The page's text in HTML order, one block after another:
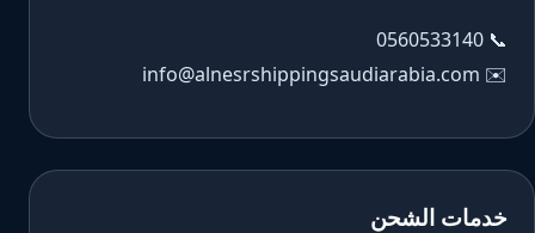
📞
0560533140
✉️
info@alnesrshippingsaudiarabia.com
خدمات الشحن